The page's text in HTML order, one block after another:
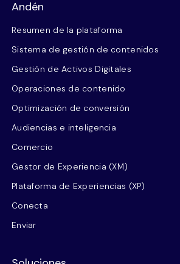
Andén
Resumen de la plataforma
Sistema de gestión de contenidos
Gestión de Activos Digitales
Operaciones de contenido
Optimización de conversión
Audiencias e inteligencia
Comercio
Gestor de Experiencia (XM)
Plataforma de Experiencias (XP)
Conecta
Enviar